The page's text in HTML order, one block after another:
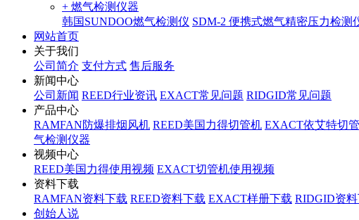
+ 燃气检测仪器
韩国SUNDOO燃气检测仪 SDM-2 便携式燃气精密压力检测
网站首页
关于我们
公司简介 支付方式 售后服务
新闻中心
公司新闻 REED行业资讯 EXACT常见问题 RIDGID常见问题
产品中心
RAMFAN防爆排烟风机 REED美国力得切管机 EXACT依艾特切
气检测仪器
视频中心
REED美国力得使用视频 EXACT切管机使用视频
资料下载
RAMFAN资料下载 REED资料下载 EXACT样册下载 RIDGID资
创始人说